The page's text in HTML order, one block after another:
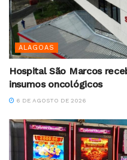
ALAGOAS
Hospital São Marcos
insumos oncológicos
6 DE AGOSTO DE 2026